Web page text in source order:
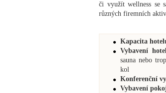
či využít wellness se
různých firemních
Kapacita
Vybavení
sauna nebo
kol
Konferenční
Vybavení